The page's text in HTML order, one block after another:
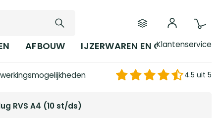
AFBOUW IJZERWAREN EN GEREEDSCHAP
Klantenservice
4.5 uit 5
RVS A4 (10 st/ds)